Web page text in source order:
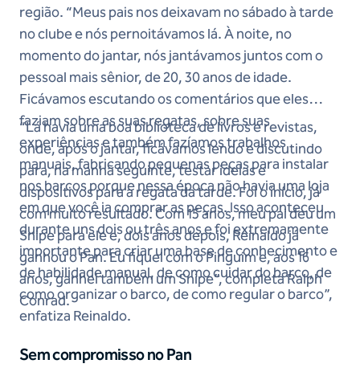
região. “Meus pais nos deixavam no sábado à tarde
no clube e nós pernoitávamos lá. À noite, no
momento do jantar, nós jantávamos juntos com o
pessoal mais sênior, de 20, 30 anos de idade.
Ficávamos escutando os comentários que eles
faziam sobre as suas regatas, sobre suas
experiências e também fazíamos trabalhos
manuais, fabricando pequenas peças para instalar
nos barcos porque nessa época não havia uma loja
em que você ia comprar as peças. Isso aconteceu
durante uns dois ou três anos e foi extremamente
importante para criar uma base de conhecimento e
de habilidade manual, de como cuidar do barco, de
como organizar o barco, de como regular o barco”,
enfatiza Reinaldo.
“Lá havia uma boa biblioteca de livros e revistas,
onde, após o jantar, ficávamos lendo e discutindo
para, na manhã seguinte, testar ideias e
dispositivos para a regata da tarde. Foi o início, já
com muito resultado. Com 15 anos, meu pai deu um
Snipe para ele e, dois anos depois, Reinaldo já
ganhou o Pan. Eu fiquei com o Pinguim e, aos 16
anos, ganhei também um Snipe”, completa Ralph
Conrad.
Sem compromisso no Pan